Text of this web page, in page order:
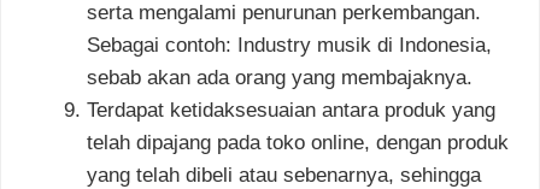
serta mengalami penurunan perkembangan.
Sebagai contoh: Industry musik di Indonesia,
sebab akan ada orang yang membajaknya.
Terdapat ketidaksesuaian antara produk yang
telah dipajang pada toko online, dengan produk
yang telah dibeli atau sebenarnya, sehingga